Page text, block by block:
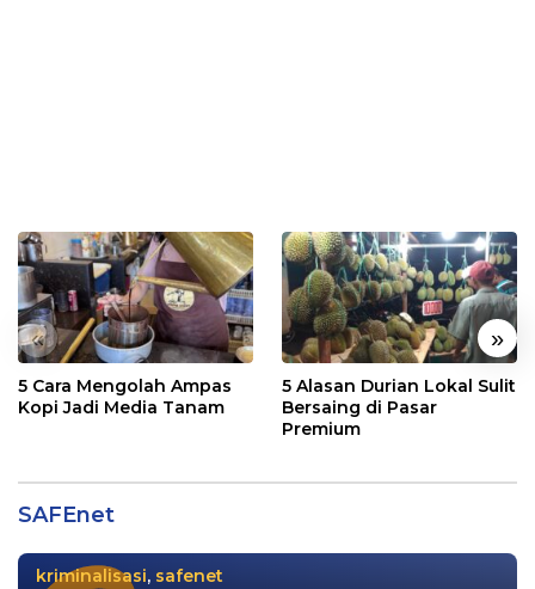
« »
5 Cara Mengolah Ampas
Kopi Jadi Media Tanam
5 Alasan Durian Lokal Sulit
Bersaing di Pasar
Premium
SAFEnet
kriminalisasi, safenet